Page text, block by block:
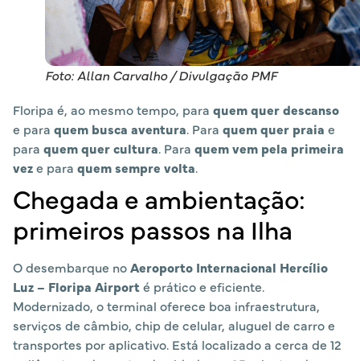
Foto: Allan Carvalho / Divulgação PMF
Floripa é, ao mesmo tempo, para quem quer descanso
e para quem busca aventura. Para quem quer praia e
para quem quer cultura. Para quem vem pela primeira
veze para quem sempre volta.
Chegada e ambientação:
primeiros passos na Ilha
O desembarque noAeroporto Internacional Hercílio
Luz – Floripa Airporté prático e eficiente.
Modernizado, o terminal oferece boa infraestrutura,
serviços de câmbio, chip de celular, aluguel de carro e
transportes por aplicativo. Está localizado a cerca de 12